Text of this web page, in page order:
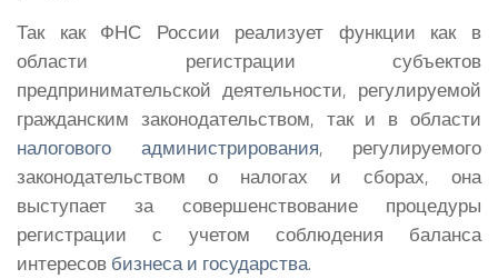
Так как ФНС России реализует функции как в
области регистрации субъектов
предпринимательской деятельности, регулируемой
гражданским законодательством, так и в области
налогового администрирования, регулируемого
законодательством о налогах и сборах, она
выступает за совершенствование процедуры
регистрации с учетом соблюдения баланса
интересов бизнеса и государства.